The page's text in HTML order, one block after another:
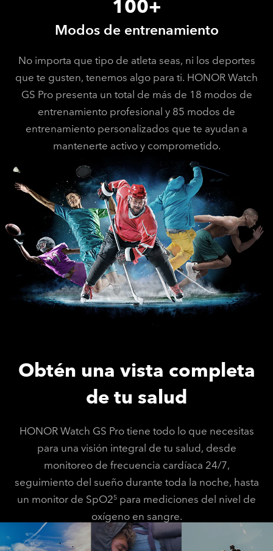
Modos de entrenamiento
No importa que tipo de atleta seas, ni los deportes
que te gusten, tenemos algo para ti. HONOR Watch
GS Pro presenta un total de más de 18 modos de
entrenamiento profesional y 85 modos de
entrenamiento personalizados que te ayudan a
mantenerte activo y comprometido.
Obtén una vista completa
de tu salud
HONOR Watch GS Pro tiene todo lo que necesitas
para una visión integral de tu salud, desde
monitoreo de frecuencia cardíaca 24/7,
seguimiento del sueño durante toda la noche, hasta
un monitor de SpO25 para mediciones del nivel de
oxígeno en sangre.